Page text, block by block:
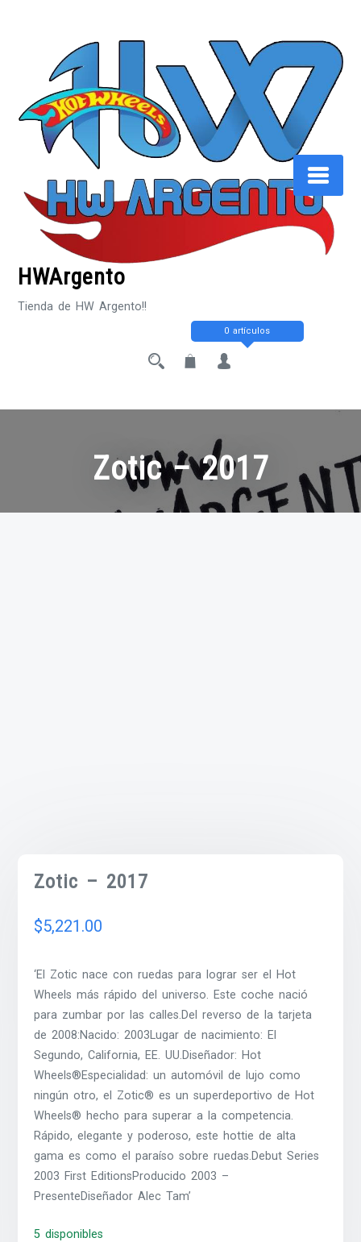
HWArgento
Tienda de HW Argento!!
0 artículos
Zotic – 2017
Zotic – 2017
$5,221.00
‘El Zotic nace con ruedas para lograr ser el Hot
Wheels más rápido del universo. Este coche nació
para zumbar por las calles.Del reverso de la tarjeta
de 2008:Nacido: 2003Lugar de nacimiento: El
Segundo, California, EE. UU.Diseñador: Hot
Wheels®Especialidad: un automóvil de lujo como
ningún otro, el Zotic® es un superdeportivo de Hot
Wheels® hecho para superar a la competencia.
Rápido, elegante y poderoso, este hottie de alta
gama es como el paraíso sobre ruedas.Debut Series
2003 First EditionsProducido 2003 –
PresenteDiseñador Alec Tam’
5 disponibles